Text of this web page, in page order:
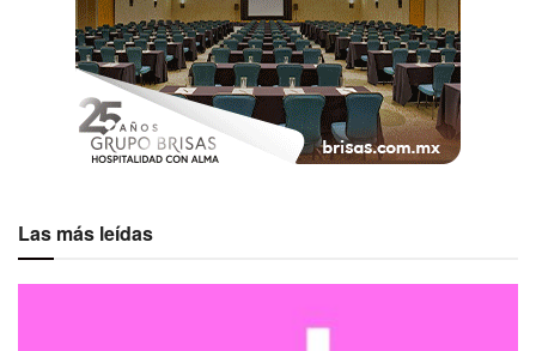
Las más leídas